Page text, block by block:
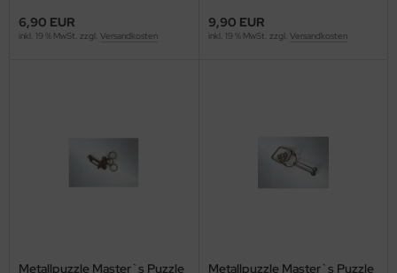
6,90 EUR
inkl. 19 % MwSt. zzgl. Versandkosten
9,90 EUR
inkl. 19 % MwSt. zzgl. Versandkosten
Metallpuzzle Master`s Puzzle
Metallpuzzle Master`s Puzzle